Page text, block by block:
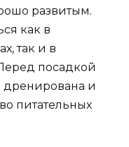
развитым.
как в
так и в
посадкой
дренирована и
питательных